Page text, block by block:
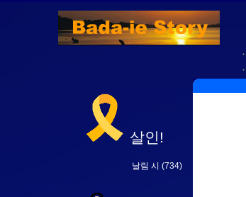
살인!
날림 시 (734)